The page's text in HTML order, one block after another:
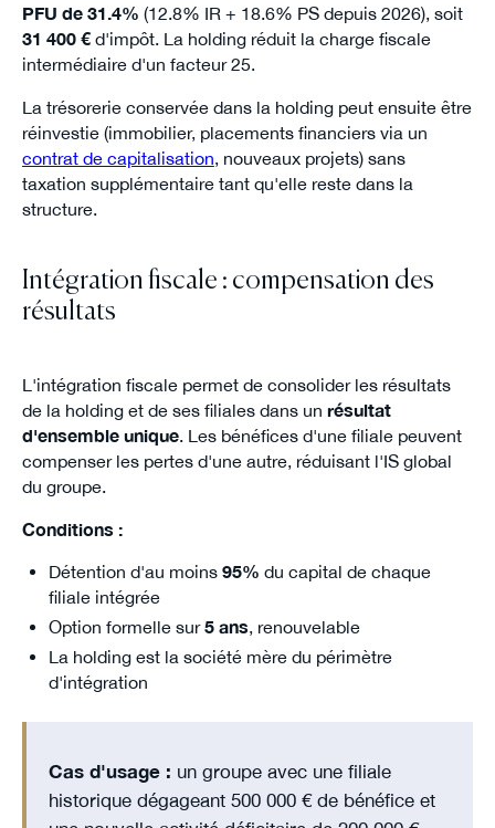
PFU de 31.4% (12.8% IR + 18.6% PS depuis 2026), soit
31 400 €d'impôt. La holding réduit la charge fiscale
intermédiaire d'un facteur 25.
La trésorerie conservée dans la holding peut ensuite être
réinvestie (immobilier, placements financiers via un
contrat de capitalisation, nouveaux projets) sans
taxation supplémentaire tant qu'elle reste dans la
structure.
Intégration fiscale : compensation des
résultats
L'intégration fiscale permet de consolider les résultats
de la holding et de ses filiales dans un résultat
d'ensemble unique. Les bénéfices d'une filiale peuvent
compenser les pertes d'une autre, réduisant l'IS global
du groupe.
Conditions :
Détention d'au moins 95% du capital de chaque
filiale intégrée
Option formelle sur5 ans, renouvelable
La holding est la société mère du périmètre
d'intégration
Cas d'usage : un groupe avec une filiale
historique dégageant 500 000 € de bénéfice et